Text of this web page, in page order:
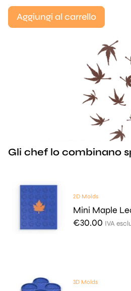
Aggiungi al carrello
Gli chef lo combinano
2D Molds
Mini Maple
€30.00 IVA
3D Molds